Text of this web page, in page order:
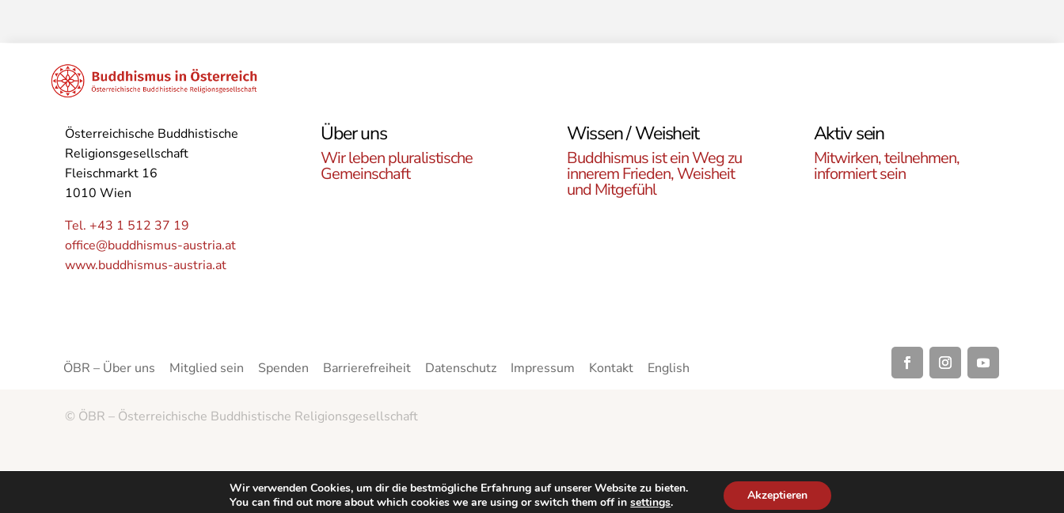
Österreichische Buddhistische
Religionsgesellschaft
Fleischmarkt 16
1010 Wien
Tel. +43 1 512 37 19
office@buddhismus-austria.at
www.buddhismus-austria.at
Über uns
Wir leben pluralistische
Gemeinschaft
Wissen / Weisheit
Buddhismus ist ein Weg zu
innerem Frieden, Weisheit
und Mitgefühl
Aktiv sein
Mitwirken, teilnehmen,
informiert sein
ÖBR – Über uns Mitglied sein Spenden Barrierefreiheit Datenschutz Impressum Kontakt English
© ÖBR – Österreichische Buddhistische Religionsgesellschaft
Wir verwenden Cookies, um dir die bestmögliche Erfahrung auf unserer Website zu bieten.
You can find out more about which cookies we are using or switch them off insettings. Akzeptieren